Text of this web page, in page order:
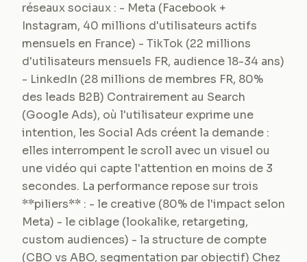
réseaux sociaux : - Meta (Facebook +
Instagram, 40 millions d'utilisateurs actifs
mensuels en France) - TikTok (22 millions
d'utilisateurs mensuels FR, audience 18-34 ans)
- LinkedIn (28 millions de membres FR, 80%
des leads B2B) Contrairement au Search
(Google Ads), où l'utilisateur exprime une
intention, les Social Ads créent la demande :
elles interrompent le scroll avec un visuel ou
une vidéo qui capte l'attention en moins de 3
secondes. La performance repose sur trois
**piliers** : - le creative (80% de l'impact selon
Meta) - le ciblage (lookalike, retargeting,
custom audiences) - la structure de compte
(CBO vs ABO, segmentation par objectif) Chez